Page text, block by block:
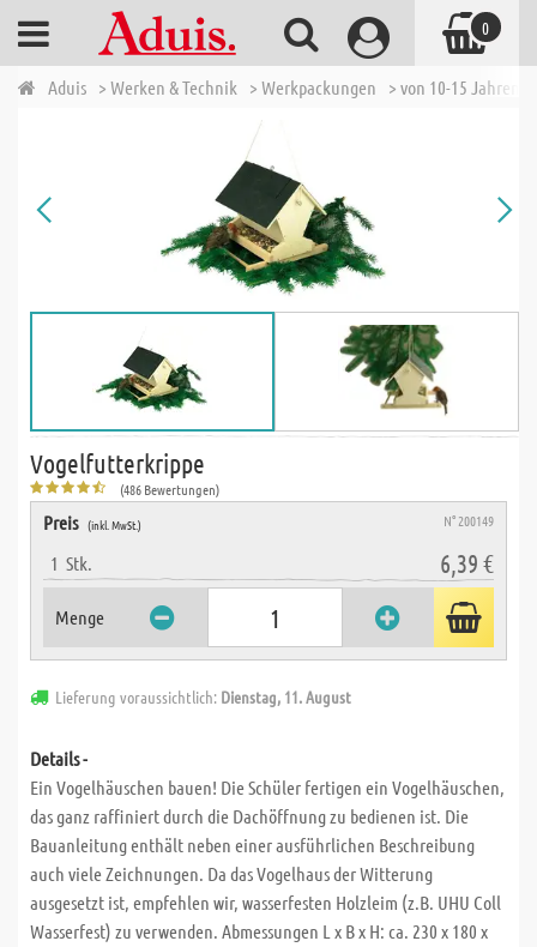
Aduis > Werken & Technik > Werkpackungen > von 10-15 Jahren
Vogelfutterkrippe
(486 Bewertungen)
Preis (inkl. MwSt.) N° 200149
1 Stk. 6,39 €
Menge
Lieferung voraussichtlich: Dienstag, 11. August
Details -
Ein Vogelhäuschen bauen! Die Schüler fertigen ein Vogelhäuschen,
das ganz raffiniert durch die Dachöffnung zu bedienen ist. Die
Bauanleitung enthält neben einer ausführlichen Beschreibung
auch viele Zeichnungen. Da das Vogelhaus der Witterung
ausgesetzt ist, empfehlen wir, wasserfesten Holzleim (z.B. UHU Coll
Wasserfest) zu verwenden. Abmessungen L x B x H: ca. 230 x 180 x
0